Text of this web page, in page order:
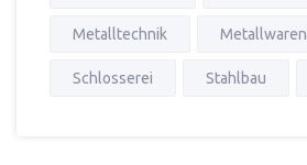
Metalltechnik Metallwaren
Schlosserei Stahlbau